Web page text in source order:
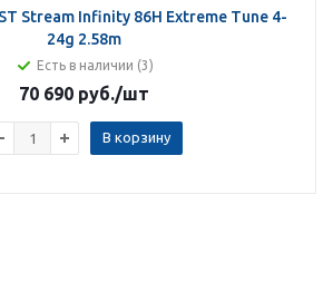
Stream Infinity 86H Extreme Tune 4-
24g 2.58m
Есть в наличии (3)
70 690 руб./шт
В корзину